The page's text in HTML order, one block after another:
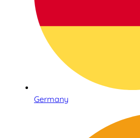
Germany